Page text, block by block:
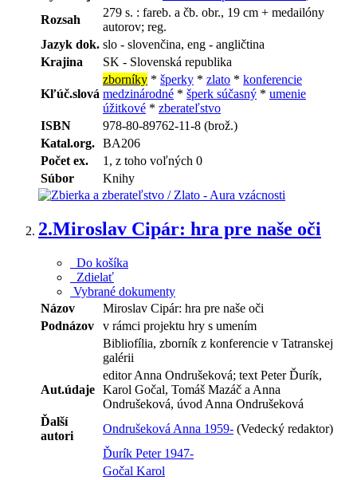
Rozsah
279 s. : fareb. a čb. obr., 19 cm + medailóny
autorov; reg.
Jazyk dok. slo - slovenčina, eng - angličtina
Krajina
SK - Slovenská republika
Kľúč.slová
zborníky * šperky * zlato * konferencie
medzinárodné * šperk súčasný * umenie
úžitkové * zberateľstvo
ISBN
978-80-89762-11-8 (brož.)
Katal.org. BA206
Počet ex.
1, z toho voľných 0
Súbor
Knihy
2.Miroslav Cipár: hra pre naše oči
Do košíka
Zdielať
Vybrané dokumenty
Názov
Miroslav Cipár: hra pre naše oči
Podnázov
v rámci projektu hry s umením
Bibliofília, zborník z konferencie v Tatranskej
galérii
Aut.údaje
editor Anna Ondrušeková; text Peter Ďurík,
Karol Gočal, Tomáš Mazáč a Anna
Ondrušeková, úvod Anna Ondrušeková
Ďalší
autori
Ondrušeková Anna 1959- (Vedecký redaktor)
Ďurík Peter 1947-
Gočal Karol